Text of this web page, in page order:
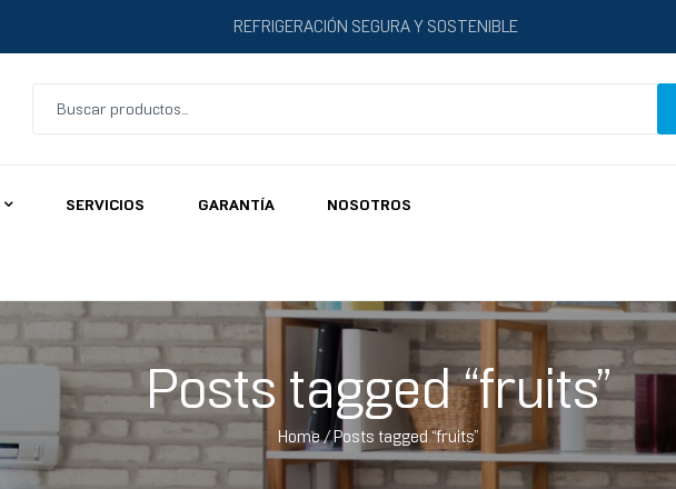
REFRIGERACIÓN SEGURA Y SOSTENIBLE
SERVICIOS GARANTÍA NOSOTROS
Posts tagged “fruits”
Home/ Posts tagged “fruits”